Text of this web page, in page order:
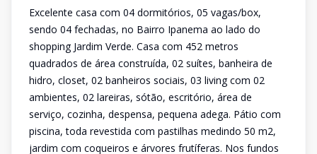
Excelente casa com 04 dormitórios, 05 vagas/box,
sendo 04 fechadas, no Bairro Ipanema ao lado do
shopping Jardim Verde. Casa com 452 metros
quadrados de área construída, 02 suítes, banheira de
hidro, closet, 02 banheiros sociais, 03 living com 02
ambientes, 02 lareiras, sótão, escritório, área de
serviço, cozinha, despensa, pequena adega. Pátio com
piscina, toda revestida com pastilhas medindo 50 m2,
jardim com coqueiros e árvores frutíferas. Nos fundos